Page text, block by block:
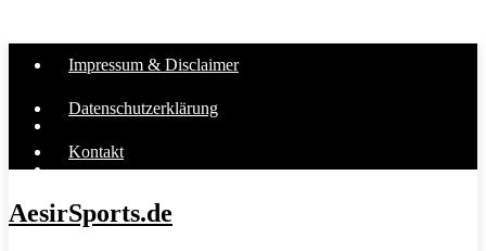
Impressum & Disclaimer
Datenschutzerklärung
Kontakt
AesirSports.de